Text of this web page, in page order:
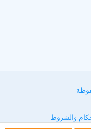
والشروط